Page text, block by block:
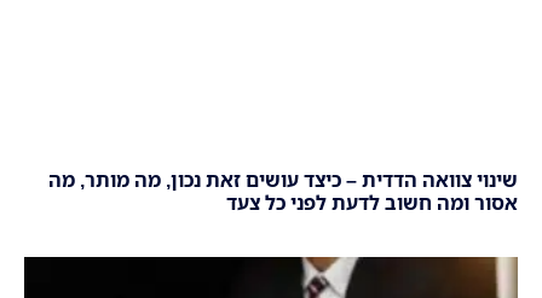
שינוי צוואה הדדית – כיצד עושים זאת נכון, מה מותר, מה
אסור ומה חשוב לדעת לפני כל צעד